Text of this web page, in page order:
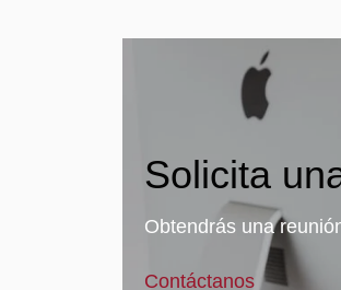
Solicita
Obtendrás una
Contáctanos